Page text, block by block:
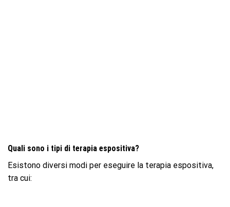
Quali sono i tipi di terapia espositiva?
Esistono diversi modi per eseguire la terapia espositiva,
tra cui: